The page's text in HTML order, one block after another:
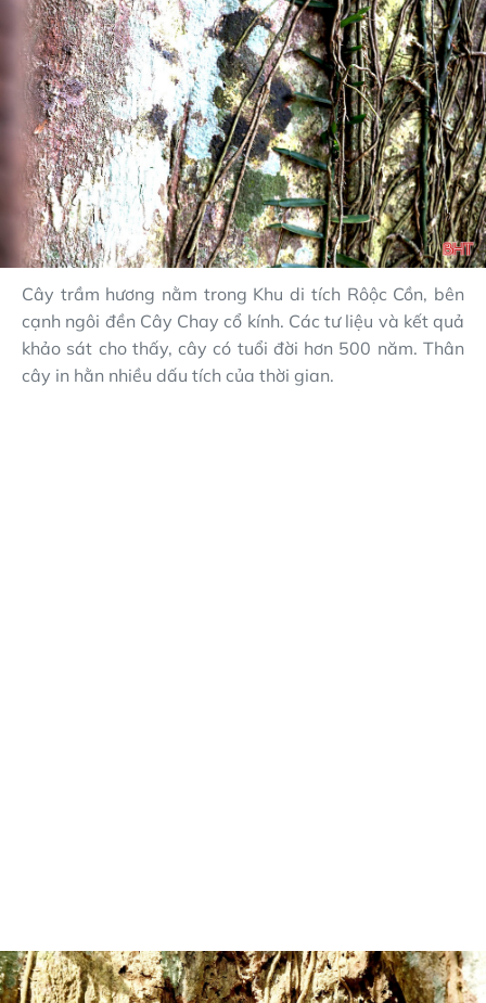
Cây trầm hương nằm trong Khu di tích Rôộc Cồn, bên
cạnh ngôi đền Cây Chay cổ kính. Các tư liệu và kết quả
khảo sát cho thấy, cây có tuổi đời hơn 500 năm. Thân
cây in hằn nhiều dấu tích của thời gian.